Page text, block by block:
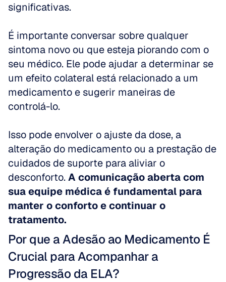
significativas.
É importante conversar sobre qualquer
sintoma novo ou que esteja piorando com o
seu médico. Ele pode ajudar a determinar se
um efeito colateral está relacionado a um
medicamento e sugerir maneiras de
controlá-lo.
Isso pode envolver o ajuste da dose, a
alteração do medicamento ou a prestação de
cuidados de suporte para aliviar o
desconforto. A comunicação aberta com
sua equipe médica é fundamental para
manter o conforto e continuar o
tratamento.
Por que a Adesão ao Medicamento É
Crucial para Acompanhar a
Progressão da ELA?